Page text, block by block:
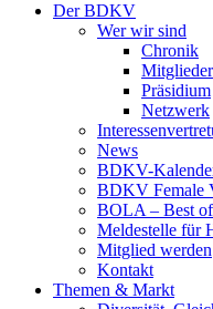
Der BDKV
Wer wir sind
Chronik
Mitglieder
Präsidium
Netzwerk
News
BDKV-
BDKV Female
BOLA – Best
Meldestelle für
Mitglied werden
Kontakt
Themen & Markt